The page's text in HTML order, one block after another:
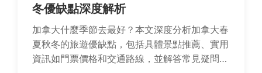
冬優缺點深度解析
加拿大什麼季節去最好？本文深度分析加拿大春
夏秋冬的旅遊優缺點，包括具體景點推薦、實用
資訊如門票價格和交通路線，並解答常見疑問，